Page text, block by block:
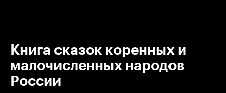
Книга сказок коренных и
малочисленных народов
России